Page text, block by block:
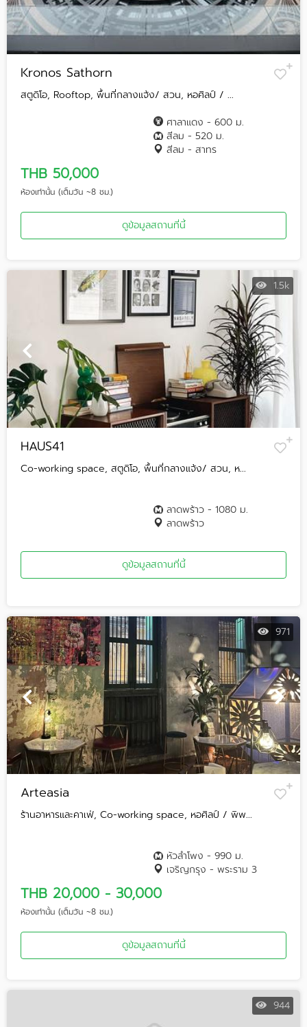
Kronos Sathorn
สตูดิโอ, Rooftop, พื้นที่กลางแจ้ง/ สวน, หอศิลป์ / ...
ศาลาแดง - 600 ม.
สีลม - 520 ม.
สีลม - สาทร
THB 50,000
ห้องเท่านั้น (เต็มวัน ~8 ชม.)
ดูข้อมูลสถานที่นี้
1.5k
HAUS41
Co-working space, สตูดิโอ, พื้นที่กลางแจ้ง/ สวน, ห...
ลาดพร้าว - 1080 ม.
ลาดพร้าว
ดูข้อมูลสถานที่นี้
971
Arteasia
ร้านอาหารและคาเฟ่, Co-working space, หอศิลป์ / พิพ...
หัวลำโพง - 990 ม.
เจริญกรุง - พระราม 3
THB 20,000 - 30,000
ห้องเท่านั้น (เต็มวัน ~8 ชม.)
ดูข้อมูลสถานที่นี้
944